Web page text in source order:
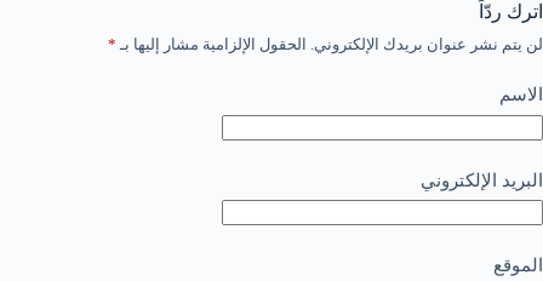
اترك ردّاً
لن يتم نشر عنوان بريدك الإلكتروني. الحقول الإلزامية مشار إليها بـ *
الاسم
البريد الإلكتروني
الموقع